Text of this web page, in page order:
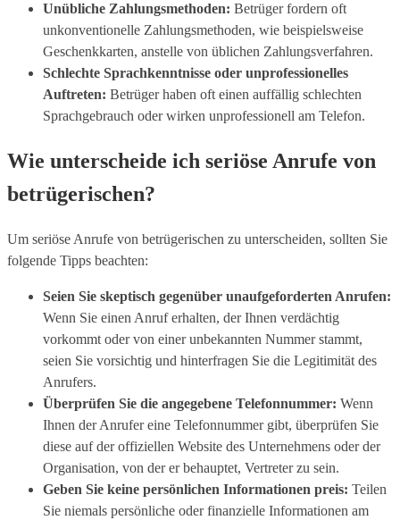
Unübliche Zahlungsmethoden: Betrüger fordern oft
unkonventionelle Zahlungsmethoden, wie beispielsweise
Geschenkkarten, anstelle von üblichen Zahlungsverfahren.
Schlechte Sprachkenntnisse oder unprofessionelles
Auftreten: Betrüger haben oft einen auffällig schlechten
Sprachgebrauch oder wirken unprofessionell am Telefon.
Wie unterscheide ich seriöse Anrufe von
betrügerischen?
Um seriöse Anrufe von betrügerischen zu unterscheiden, sollten Sie
folgende Tipps beachten:
Seien Sie skeptisch gegenüber unaufgeforderten Anrufen:
Wenn Sie einen Anruf erhalten, der Ihnen verdächtig
vorkommt oder von einer unbekannten Nummer stammt,
seien Sie vorsichtig und hinterfragen Sie die Legitimität des
Anrufers.
Überprüfen Sie die angegebene Telefonnummer: Wenn
Ihnen der Anrufer eine Telefonnummer gibt, überprüfen Sie
diese auf der offiziellen Website des Unternehmens oder der
Organisation, von der er behauptet, Vertreter zu sein.
Geben Sie keine persönlichen Informationen preis: Teilen
Sie niemals persönliche oder finanzielle Informationen am